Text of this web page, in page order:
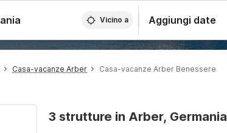
Vicino a Aggiungi date
Casa-vacanze Arber Casa-vacanze Arber Benessere
3 strutture in Arber, Germania